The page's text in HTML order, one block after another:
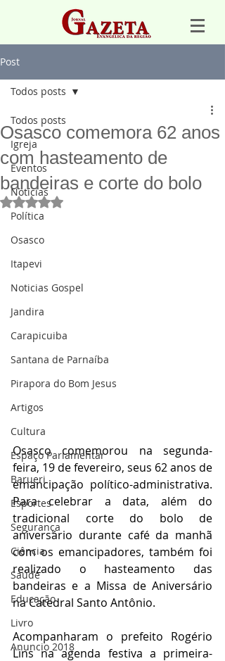
Post
Todos posts
Igreja
Eventos
Notícias
Política
Osasco
Itapevi
Noticias Gospel
Jandira
Carapicuiba
Santana de Parnaíba
Pirapora do Bom Jesus
Artigos
Cultura
Espaço Parlamentar
Barueri
Esportes
Segurança
Ciência
Saúde
Educação
Livro
Anuncio 2018
Todos posts
Osasco comemora 62 anos
com hasteamento de
bandeiras e corte do bolo
Avaliado com NaN de 5 estrelas.
Osasco comemorou na segunda-
feira, 19 de fevereiro, seus 62 anos de
emancipação político-administrativa.
Para celebrar a data, além do
tradicional corte do bolo de
aniversário durante café da manhã
com os emancipadores, também foi
realizado o hasteamento das
bandeiras e a Missa de Aniversário
na Catedral Santo Antônio.
Acompanharam o prefeito Rogério
Lins na agenda festiva a primeira-